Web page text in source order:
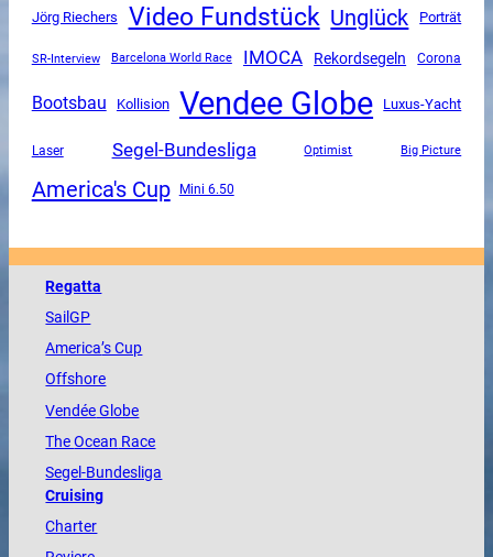
Jörg Riechers Video Fundstück Unglück Porträt
SR-Interview Barcelona World Race IMOCA Rekordsegeln Corona
Bootsbau Kollision Vendee Globe Luxus-Yacht
Laser Segel-Bundesliga Optimist Big Picture
America's Cup Mini 6.50
Regatta
SailGP
America’s Cup
Offshore
VendéeGlobe
TheOcean Race
Segel-Bundesliga
Cruising
Charter